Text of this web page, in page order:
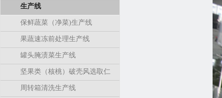
生产线
保鲜蔬菜（净菜)生产线
果蔬速冻前处理生产线
罐头腌渍菜生产线
坚果类（核桃）破壳风选取仁
生产线
周转箱清洗生产线